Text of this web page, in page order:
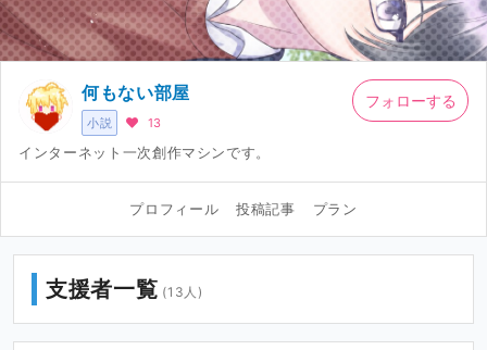
小説
何もない部屋
13
インターネット一次創作マシンです。
フォローする
プロフィール 投稿記事 プラン
支援者一覧 (13人)